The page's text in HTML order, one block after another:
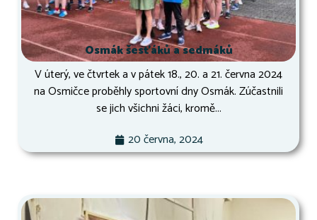
Osmák šesťáků a sedmáků
V úterý, ve čtvrtek a v pátek 18., 20. a 21. června 2024
na Osmičce proběhly sportovní dny Osmák. Zúčastnili
se jich všichni žáci, kromě...
20 června, 2024